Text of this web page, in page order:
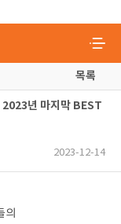
목록
년 마지막 BEST
2023-12-14
의